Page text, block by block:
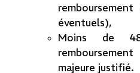
éventuels),
Moins de
majeure justifié.